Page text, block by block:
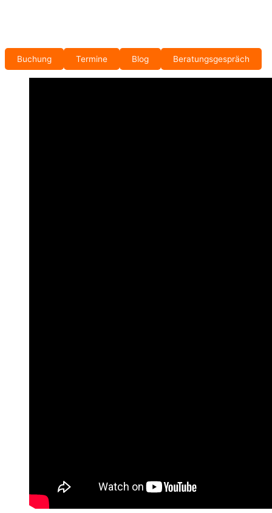
Buchung Termine Blog Beratungsgespräch